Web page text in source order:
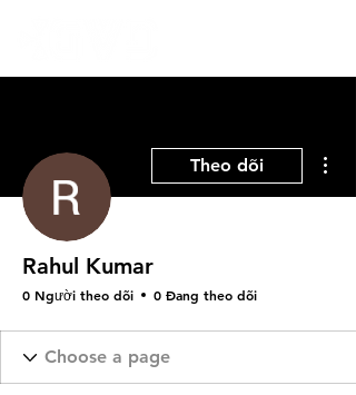
Theo dõi
Rahul Kumar
0 Người theo dõi 0 Đang theo dõi